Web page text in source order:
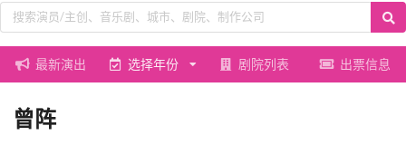
最新演出 选择年份 剧院列表 出票信息
曾阵